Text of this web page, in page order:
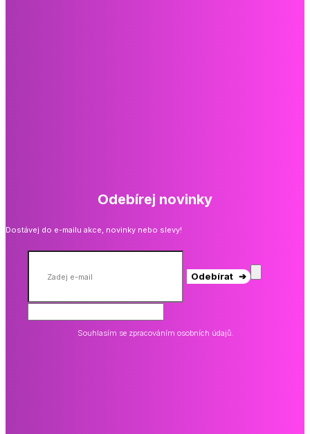
Odebírej novinky
Dostávej do e-mailu akce, novinky nebo slevy!
Odebírat ➔
Souhlasím se zpracováním osobních údajů.